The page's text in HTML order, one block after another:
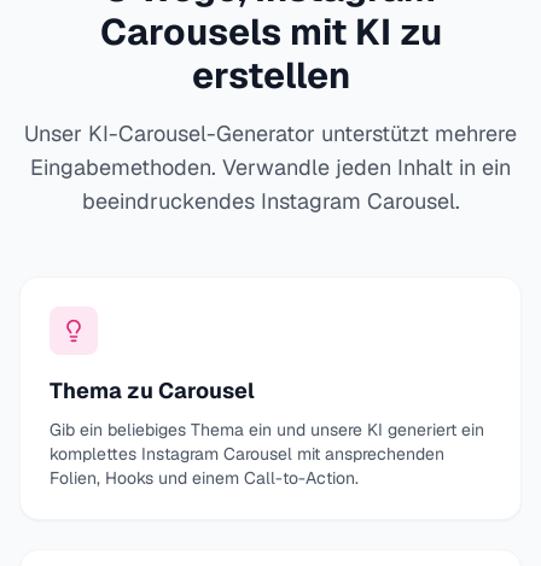
Carousels mit KI zu
erstellen
Unser KI-Carousel-Generator unterstützt mehrere
Eingabemethoden. Verwandle jeden Inhalt in ein
beeindruckendes Instagram Carousel.
Thema zu Carousel
Gib ein beliebiges Thema ein und unsere KI generiert ein
komplettes Instagram Carousel mit ansprechenden
Folien, Hooks und einem Call-to-Action.